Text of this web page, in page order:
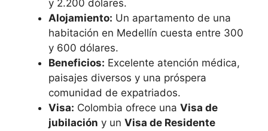
y 2.200 dólares.
Alojamiento: Un apartamento de una
habitación en Medellín cuesta entre 300
y 600 dólares.
Beneficios: Excelente atención médica,
paisajes diversos y una próspera
comunidad de expatriados.
Visa: Colombia ofrece una Visa de
jubilación y un Visa de Residente